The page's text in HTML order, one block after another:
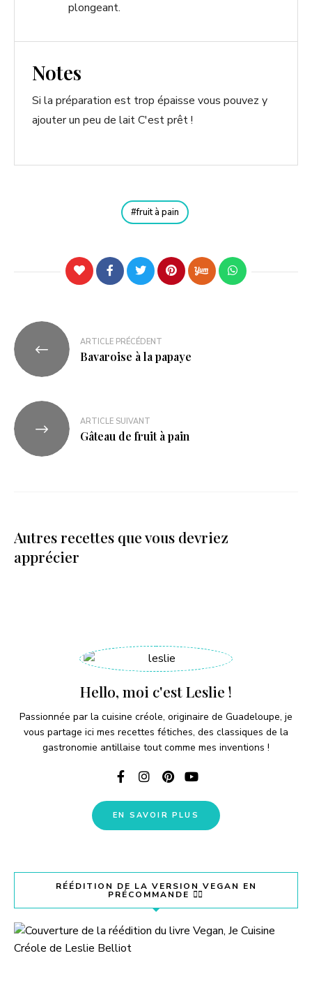
plongeant.
Notes
Si la préparation est trop épaisse vous pouvez y
ajouter un peu de lait C'est prêt !
fruit à pain
ARTICLE PRÉCÉDENT
Bavaroise à la papaye
ARTICLE SUIVANT
Gâteau de fruit à pain
Autres recettes que vous devriez
apprécier
Hello, moi c'est Leslie !
Passionnée par la cuisine créole, originaire de Guadeloupe, je
vous partage ici mes recettes fétiches, des classiques de la
gastronomie antillaise tout comme mes inventions !
EN SAVOIR PLUS
RÉÉDITION DE LA VERSION VEGAN EN
PRÉCOMMANDE 👇🏽